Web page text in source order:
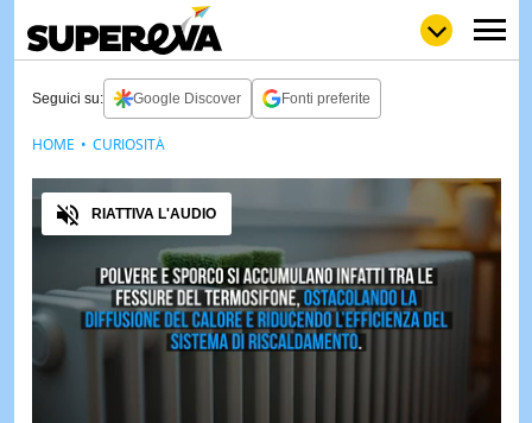
LOLGULP
LOVE
WOW
NEWS
STORIE
VIDEO
Seguici su: Google Discover Fonti preferite
Audio
RIATTIVA L'AUDIO
HOME CURIOSITÀ